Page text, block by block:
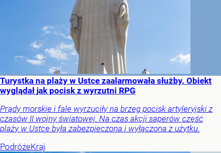
Turystka na plaży w Ustce zaalarmowała służby. Obiekt
wyglądał jak pocisk z wyrzutni RPG
Prądy morskie i fale wyrzuciły na brzeg pocisk artyleryjski z
czasów II wojny światowej. Na czas akcji saperów część
plaży w Ustce była zabezpieczona i wyłączona z użytku.
PodróżeKraj